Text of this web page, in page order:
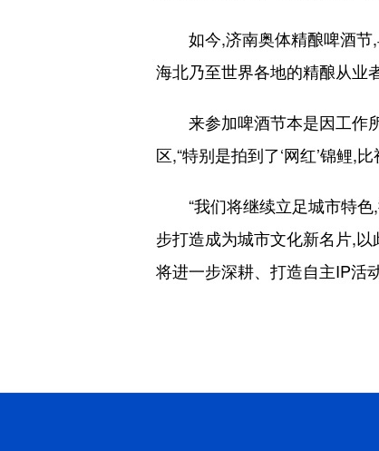
如今,济南奥体精酿啤酒节,
海北乃至世界各地的精酿从业
来参加啤酒节本是因工作所
区,“特别是拍到了‘网红’锦鲤,
“我们将继续立足城市特色,
步打造成为城市文化新名片,
将进一步深耕、打造自主IP活